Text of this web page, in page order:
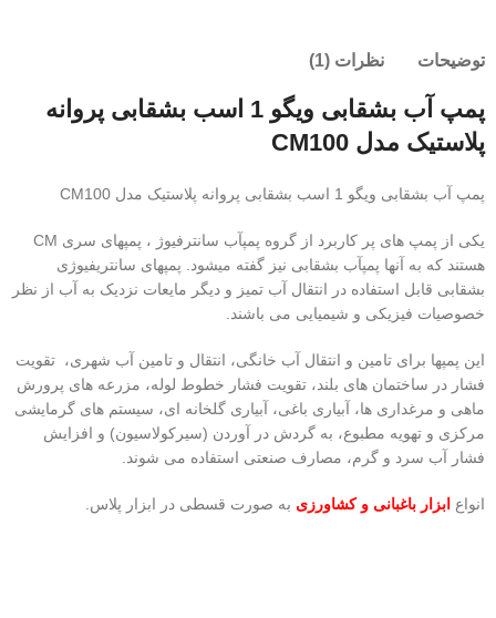
توضیحات نظرات (1)
پمپ آب بشقابی ویگو 1 اسب بشقابی پروانه
پلاستیک مدل CM100
پمپ آب بشقابی ویگو 1 اسب بشقابی پروانه پلاستیک مدل CM100
​یکی از پمپ های پر کاربرد از گروه پمپآب سانترفیوژ ، پمپهای سری CM
هستند که به آنها پمپآب بشقابی نیز گفته می­شود. پمپهای سانتریفیوژی
بشقابی قابل استفاده در انتقال آب تمیز و دیگر مایعات نزدیک به آب از نظر
خصوصیات فیزیکی و شیمیایی می باشند.
این پمپها برای تامین و انتقال آب خانگی، انتقال و تامین آب شهری، تقویت
فشار در ساختمان های بلند، تقویت فشار خطوط لوله، مزرعه های پرورش
ماهی و مرغداری ها، آبیاری باغی، آبیاری گلخانه ای، سیستم های گرمایشی
مرکزی و تهویه مطبوع، به گردش در آوردن (سیرکولاسیون) و افزایش
فشار آب سرد و گرم، مصارف صنعتی استفاده می شوند.​
انواع ابزار باغبانی و کشاورزی به صورت قسطی در ابزار پلاس.